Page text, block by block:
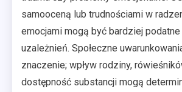
samooceną lub trudnościami w
emocjami mogą być bardziej
uzależnień. Społeczne
znaczenie; wpływ rodziny,
dostępność substancji mogą